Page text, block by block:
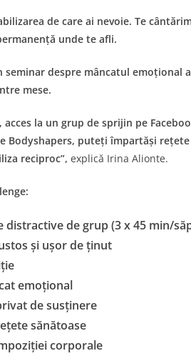
de care ai nevoie. Te
unde te afli.
seminar despre mâncatul emoțional
mese.
acces la un grup de sprijin pe
Bodyshapers, puteți împartăși
reciproc”, explică Irina Alionte.
distractive de grup (3 x 45 min/
și ușor de ținut
emoțional
de susținere
sănătoase
corporale